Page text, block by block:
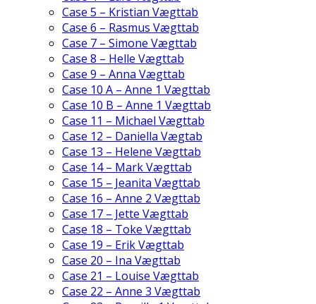
Case 5 – Kristian Vægttab
Case 6 – Rasmus Vægttab
Case 7 – Simone Vægttab
Case 8 – Helle Vægttab
Case 9 – Anna Vægttab
Case 10 A – Anne 1 Vægttab
Case 10 B – Anne 1 Vægttab
Case 11 – Michael Vægttab
Case 12 – Daniella Vægtab
Case 13 – Helene Vægttab
Case 14 – Mark Vægttab
Case 15 – Jeanita Vægttab
Case 16 – Anne 2 Vægttab
Case 17 – Jette Vægttab
Case 18 – Toke Vægttab
Case 19 – Erik Vægttab
Case 20 – Ina Vægttab
Case 21 – Louise Vægttab
Case 22 – Anne 3 Vægttab